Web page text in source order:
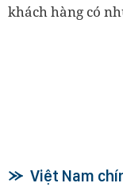
khách hàng có
Việt Nam